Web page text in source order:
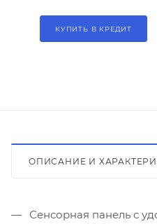
КУПИТЬ В КРЕДИТ
ОПИСАНИЕ И
Сенсорная панель с